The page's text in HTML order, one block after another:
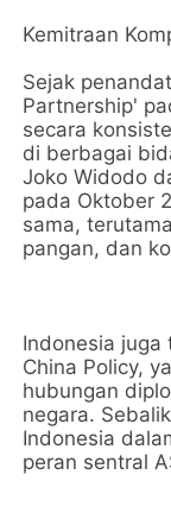
Kemitraan
Sejak
Partnership'
secara
di berbagai
Joko Widodo
pada Oktober
sama,
pangan, dan
Indonesia juga
China Policy,
hubungan
negara.
Indonesia
peran sentral